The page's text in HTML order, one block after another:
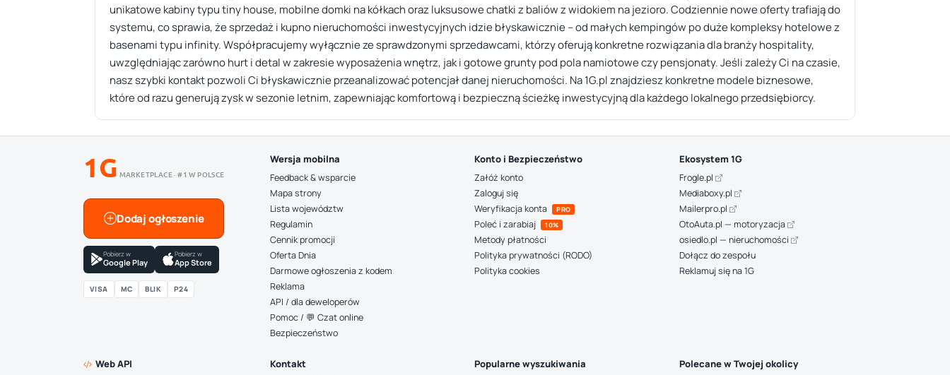
unikatowe kabiny typu tiny house, mobilne domki na kółkach oraz luksusowe chatki z baliów z widokiem na jezioro. Codziennie nowe oferty trafiają do
systemu, co sprawia, że sprzedaż i kupno nieruchomości inwestycyjnych idzie błyskawicznie – od małych kempingów po duże kompleksy hotelowe z
basenami typu infinity. Współpracujemy wyłącznie ze sprawdzonymi sprzedawcami, którzy oferują konkretne rozwiązania dla branży hospitality,
uwzględniając zarówno hurt i detal w zakresie wyposażenia wnętrz, jak i gotowe grunty pod pola namiotowe czy pensjonaty. Jeśli zależy Ci na czasie,
nasz szybki kontakt pozwoli Ci błyskawicznie przeanalizować potencjał danej nieruchomości. Na 1G.pl znajdziesz konkretne modele biznesowe,
które od razu generują zysk w sezonie letnim, zapewniając komfortową i bezpieczną ścieżkę inwestycyjną dla każdego lokalnego przedsiębiorcy.
1G MARKETPLACE · #1 W POLSCE
Dodaj ogłoszenie
Pobierz w
Google Play
Pobierz w
App Store
VISA MC BLIK P24
Wersja mobilna
Feedback & wsparcie
Mapa strony
Lista województw
Regulamin
Cennik promocji
Oferta Dnia
Darmowe ogłoszenia z kodem
Reklama
API / dla deweloperów
Pomoc / 💬 Czat online
Bezpieczeństwo
Konto i Bezpieczeństwo
Załóż konto
Zaloguj się
Weryfikacja konta
PRO
Poleć i zarabiaj 10%
Metody płatności
Polityka prywatności (RODO)
Polityka cookies
Ekosystem 1G
Frogle.pl
Mediaboxy.pl
Mailerpro.pl
OtoAuta.pl — motoryzacja
osiedlo.pl — nieruchomości
Dołącz do zespołu
Reklamuj się na 1G
Web API Kontakt Popularne wyszukiwania Polecane w Twojej okolicy